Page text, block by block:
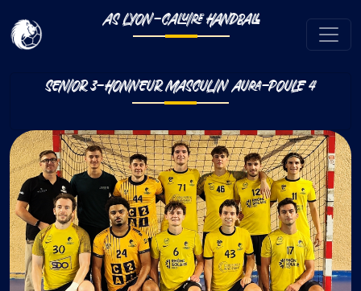
AS LYON-CALUIRE HANDBALL
SENIOR 3-HONNEUR MASCULIN AURA-POULE 4